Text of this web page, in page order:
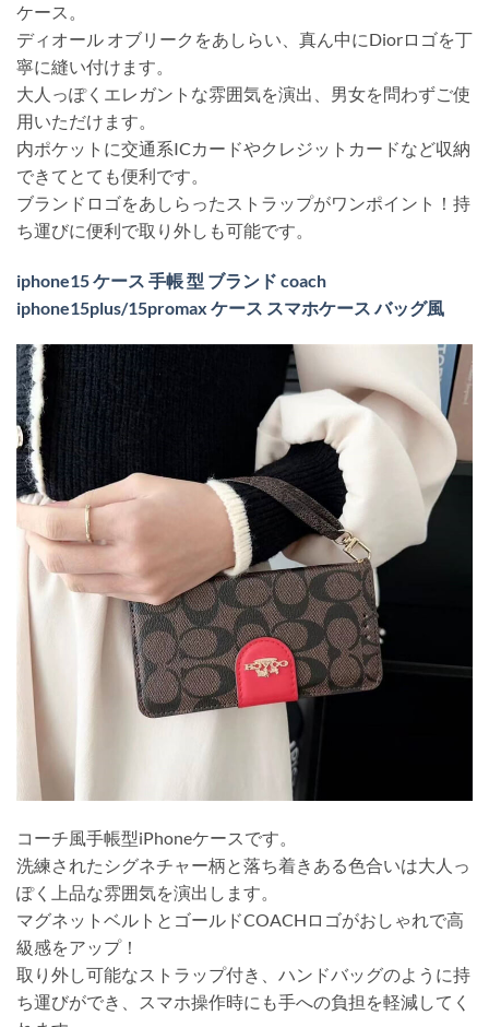
ケース。
ディオール オブリークをあしらい、真ん中にDiorロゴを丁
寧に縫い付けます。
大人っぽくエレガントな雰囲気を演出、男女を問わずご使
用いただけます。
内ポケットに交通系ICカードやクレジットカードなど収納
できてとても便利です。
ブランドロゴをあしらったストラップがワンポイント！持
ち運びに便利で取り外しも可能です。
iphone15 ケース 手帳 型 ブランド coach
iphone15plus/15promax ケース スマホケース バッグ風
コーチ風手帳型iPhoneケースです。
洗練されたシグネチャー柄と落ち着きある色合いは大人っ
ぽく上品な雰囲気を演出します。
マグネットベルトとゴールドCOACHロゴがおしゃれで高
級感をアップ！
取り外し可能なストラップ付き、ハンドバッグのように持
ち運びができ、スマホ操作時にも手への負担を軽減してく